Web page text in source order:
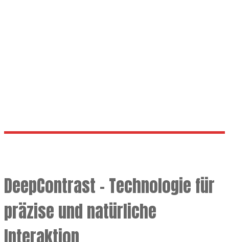
DeepContrast – Technologie für
präzise und natürliche
Interaktion